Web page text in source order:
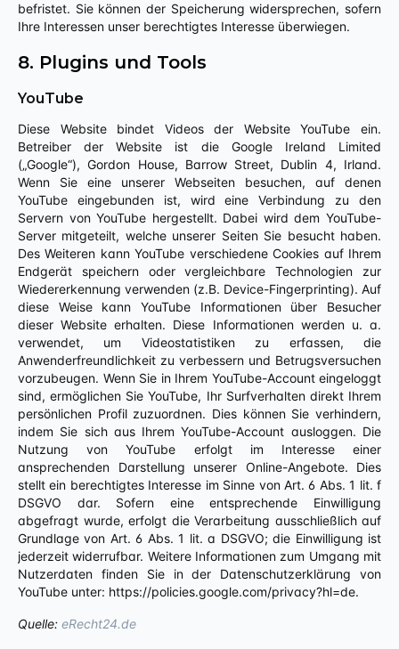
befristet. Sie können der Speicherung widersprechen, sofern
Ihre Interessen unser berechtigtes Interesse überwiegen.
8. Plugins und Tools
YouTube
Diese Website bindet Videos der Website YouTube ein.
Betreiber der Website ist die Google Ireland Limited
(„Google“), Gordon House, Barrow Street, Dublin 4, Irland.
Wenn Sie eine unserer Webseiten besuchen, auf denen
YouTube eingebunden ist, wird eine Verbindung zu den
Servern von YouTube hergestellt. Dabei wird dem YouTube-
Server mitgeteilt, welche unserer Seiten Sie besucht haben.
Des Weiteren kann YouTube verschiedene Cookies auf Ihrem
Endgerät speichern oder vergleichbare Technologien zur
Wiedererkennung verwenden (z.B. Device-Fingerprinting). Auf
diese Weise kann YouTube Informationen über Besucher
dieser Website erhalten. Diese Informationen werden u. a.
verwendet, um Videostatistiken zu erfassen, die
Anwenderfreundlichkeit zu verbessern und Betrugsversuchen
vorzubeugen. Wenn Sie in Ihrem YouTube-Account eingeloggt
sind, ermöglichen Sie YouTube, Ihr Surfverhalten direkt Ihrem
persönlichen Profil zuzuordnen. Dies können Sie verhindern,
indem Sie sich aus Ihrem YouTube-Account ausloggen. Die
Nutzung von YouTube erfolgt im Interesse einer
ansprechenden Darstellung unserer Online-Angebote. Dies
stellt ein berechtigtes Interesse im Sinne von Art. 6 Abs. 1 lit. f
DSGVO dar. Sofern eine entsprechende Einwilligung
abgefragt wurde, erfolgt die Verarbeitung ausschließlich auf
Grundlage von Art. 6 Abs. 1 lit. a DSGVO; die Einwilligung ist
jederzeit widerrufbar. Weitere Informationen zum Umgang mit
Nutzerdaten finden Sie in der Datenschutzerklärung von
YouTube unter: https://policies.google.com/privacy?hl=de.
Quelle: eRecht24.de